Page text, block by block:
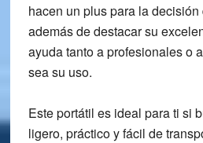
hacen un plus para la decisión
además de destacar su
ayuda tanto a profesionales o
sea su uso.
Este portátil es ideal para ti si
ligero, práctico y fácil de